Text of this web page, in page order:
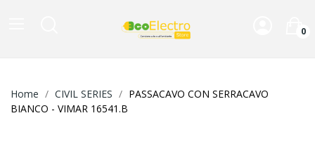
0
Home CIVIL SERIES
PASSACAVO CON SERRACAVO
BIANCO - VIMAR 16541.B